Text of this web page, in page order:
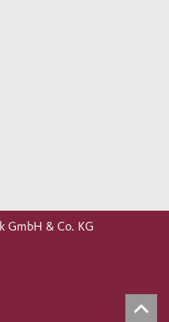
GmbH & Co. KG